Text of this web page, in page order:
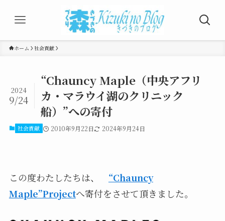
ホーム 社会貢献
“Chauncy Maple（中央アフリ
カ・マラウイ湖のクリニック
船）”への寄付
2024
9/24
社会貢献 2010年9月22日 2024年9月24日
この度わたしたちは、 “Chauncy
Maple”Projectへ寄付をさせて頂きました。